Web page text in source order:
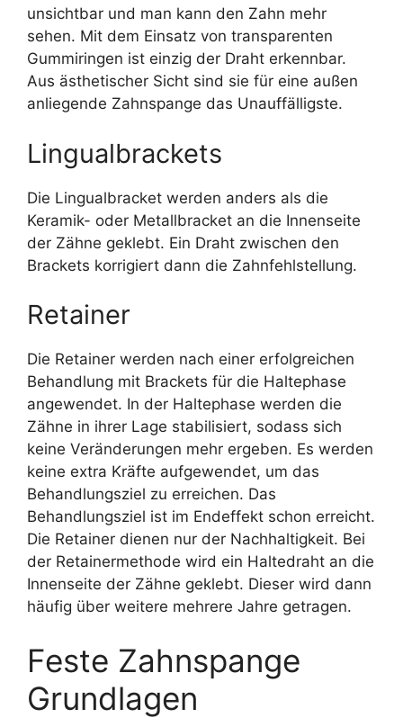
unsichtbar und man kann den Zahn mehr
sehen. Mit dem Einsatz von transparenten
Gummiringen ist einzig der Draht erkennbar.
Aus ästhetischer Sicht sind sie für eine außen
anliegende Zahnspange das Unauffälligste.
Lingualbrackets
Die Lingualbracket werden anders als die
Keramik- oder Metallbracket an die Innenseite
der Zähne geklebt. Ein Draht zwischen den
Brackets korrigiert dann die Zahnfehlstellung.
Retainer
Die Retainer werden nach einer erfolgreichen
Behandlung mit Brackets für die Haltephase
angewendet. In der Haltephase werden die
Zähne in ihrer Lage stabilisiert, sodass sich
keine Veränderungen mehr ergeben. Es werden
keine extra Kräfte aufgewendet, um das
Behandlungsziel zu erreichen. Das
Behandlungsziel ist im Endeffekt schon erreicht.
Die Retainer dienen nur der Nachhaltigkeit. Bei
der Retainermethode wird ein Haltedraht an die
Innenseite der Zähne geklebt. Dieser wird dann
häufig über weitere mehrere Jahre getragen.
Feste Zahnspange
Grundlagen